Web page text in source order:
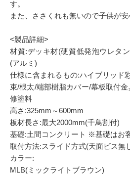
Q＆A
す。
また、ささくれも無いので子供が安
<製品詳細>
材質:デッキ材(硬質低発泡ウレタ
(アルミ)
仕様に含まれるもの:ハイブリッド
束/根太/端部樹脂カバー/幕板取付
修塗料
高さ:325mm～600mm
板材長さ:最大2000mm(千鳥割付)
基礎:土間コンクリート ※基礎はお
取付方法:スライド方式(天面ビス無
カラー:
MLB(ミックライトブラウン)